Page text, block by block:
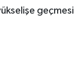
geçmesi